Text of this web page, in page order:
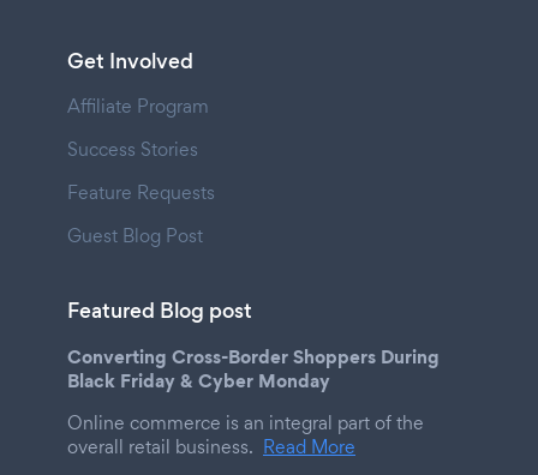
Get Involved
Affiliate Program
Success Stories
Feature Requests
Guest Blog Post
Featured Blog post
Converting Cross-Border Shoppers During
Black Friday & Cyber Monday
Online commerce is an integral part of the
overall retail business. Read More